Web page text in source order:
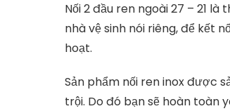
Nối 2 đầu ren ngoài 27 – 21
nhà vệ sinh nói riêng, để kết
hoạt.
Sản phẩm nối ren inox được
trội. Do đó bạn sẽ hoàn toàn